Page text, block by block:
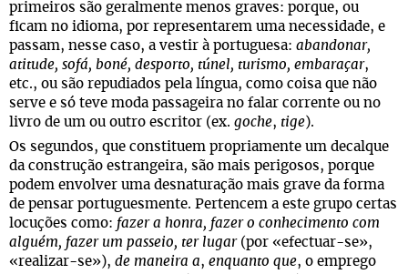
primeiros são geralmente menos graves: porque, ou
ficam no idioma, por representarem uma necessidade, e
passam, nesse caso, a vestir à portuguesa: abandonar,
atitude, sofá, boné, desporto, túnel, turismo, embaraçar,
etc., ou são repudiados pela língua, como coisa que não
serve e só teve moda passageira no falar corrente ou no
livro de um ou outro escritor (ex. goche, tige).
Os segundos, que constituem propriamente um decalque
da construção estrangeira, são mais perigosos, porque
podem envolver uma desnaturação mais grave da forma
de pensar portuguesmente. Pertencem a este grupo certas
locuções como: fazer a honra, fazer o conhecimento com
alguém, fazer um passeio, ter lugar(por «efectuar-se»,
«realizar-se»), de maneira a, enquanto que, o emprego